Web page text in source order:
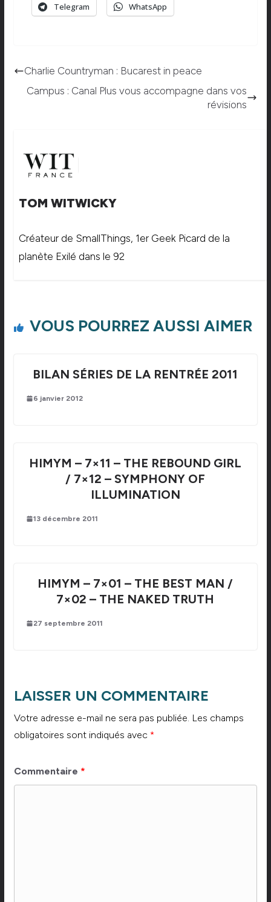
Telegram WhatsApp
Charlie Countryman : Bucarest in peace
Campus : Canal Plus vous accompagne dans vos
révisions
TOM WITWICKY
Créateur de SmallThings, 1er Geek Picard de la
planète Exilé dans le 92
VOUS POURREZ AUSSI AIMER
BILAN SÉRIES DE LA RENTRÉE 2011
6 janvier 2012
HIMYM – 7×11 – THE REBOUND GIRL
/ 7×12 – SYMPHONY OF
ILLUMINATION
13 décembre 2011
HIMYM – 7×01 – THE BEST MAN /
7×02 – THE NAKED TRUTH
27 septembre 2011
LAISSER UN COMMENTAIRE
Votre adresse e-mail ne sera pas publiée. Les champs
obligatoires sont indiqués avec *
Commentaire *